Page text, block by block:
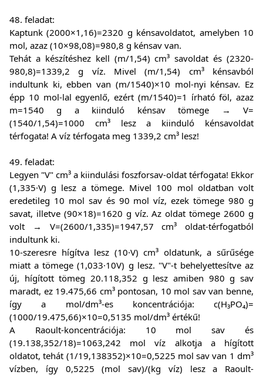
48. feladat:
Kaptunk (2000×1,16)=2320 g kénsavoldatot, amelyben 10
mol, azaz (10×98,08)=980,8 g kénsav van.
Tehát a készítéshez kell (m/1,54) cm³ savoldat és (2320-
980,8)=1339,2 g víz. Mivel (m/1,54) cm³ kénsavból
indultunk ki, ebben van (m/1540)×10 mol-nyi kénsav. Ez
épp 10 mol-lal egyenlő, ezért (m/1540)=1 írható föl, azaz
m=1540 g a kiinduló kénsav tömege → V=
(1540/1,54)=1000 cm³ lesz a kiinduló kénsavoldat
térfogata! A víz térfogata meg 1339,2 cm³ lesz!
49. feladat:
Legyen "V" cm³ a kiindulási foszforsav-oldat térfogata! Ekkor
(1,335·V) g lesz a tömege. Mivel 100 mol oldatban volt
eredetileg 10 mol sav és 90 mol víz, ezek tömege 980 g
savat, illetve (90×18)=1620 g víz. Az oldat tömege 2600 g
volt → V=(2600/1,335)=1947,57 cm³ oldat-térfogatból
indultunk ki.
10-szeresre hígítva lesz (10·V) cm³ oldatunk, a sűrűsége
miatt a tömege (1,033·10V) g lesz. "V"-t behelyettesítve az
új, hígított tömeg 20.118,352 g lesz amiben 980 g sav
maradt, ez 19.475,66 cm³ pontosan, 10 mol sav van benne,
így a mol/dm³-es koncentrációja: c(H₃PO₄)=
(1000/19.475,66)×10=0,5135 mol/dm³ értékű!
A Raoult-koncentrációja: 10 mol sav és
(19.138,352/18)=1063,242 mol víz alkotja a hígított
oldatot, tehát (1/19,138352)×10=0,5225 mol sav van 1 dm³
vízben, így 0,5225 (mol sav)/(kg víz) lesz a Raoult-